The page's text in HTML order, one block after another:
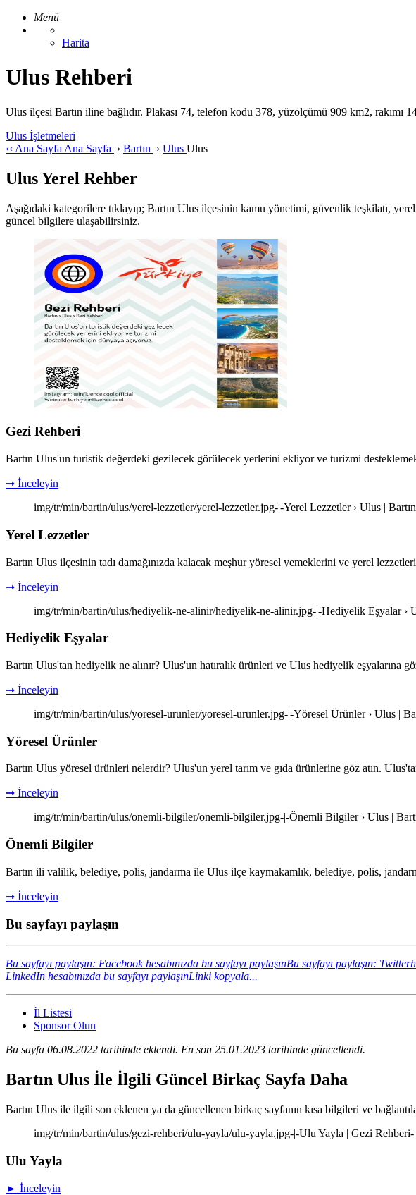
Menü
Harita
Ulus Rehberi
Ulus ilçesi Bartın iline bağlıdır. Plakası 74, telefon kodu 378, yüzölçümü 909 km2, rakımı
Ulus İşletmeleri
‹‹ Ana Sayfa Ana Sayfa › Bartın › Ulus Ulus
Ulus Yerel Rehber
Aşağıdaki kategorilere tıklayıp; Bartın Ulus ilçesinin kamu yönetimi, güvenlik teşkilatı,
güncel bilgilere ulaşabilirsiniz.
Gezi Rehberi
Bartın Ulus'un turistik değerdeki gezilecek görülecek yerlerini ekliyor ve turizmi
➞ İnceleyin
img/tr/min/bartin/ulus/yerel-lezzetler/yerel-lezzetler.jpg-|-Yerel Lezzetler › Ulus |
Yerel Lezzetler
Bartın Ulus ilçesinin tadı damağınızda kalacak meşhur yöresel yemeklerini ve yerel
➞ İnceleyin
img/tr/min/bartin/ulus/hediyelik-ne-alinir/hediyelik-ne-alinir.jpg-|-Hediyelik Eşyalar ›
Hediyelik Eşyalar
Bartın Ulus'tan hediyelik ne alınır? Ulus'un hatıralık ürünleri ve Ulus hediyelik eşyalarına
➞ İnceleyin
img/tr/min/bartin/ulus/yoresel-urunler/yoresel-urunler.jpg-|-Yöresel Ürünler › Ulus |
Yöresel Ürünler
Bartın Ulus yöresel ürünleri nelerdir? Ulus'un yerel tarım ve gıda ürünlerine göz atın.
➞ İnceleyin
img/tr/min/bartin/ulus/onemli-bilgiler/onemli-bilgiler.jpg-|-Önemli Bilgiler › Ulus |
Önemli Bilgiler
Bartın ili valilik, belediye, polis, jandarma ile Ulus ilçe kaymakamlık, belediye, polis,
➞ İnceleyin
Bu sayfayı paylaşın
Bu sayfayı paylaşın: Facebook hesabınızda bu sayfayı paylaşınBu sayfayı paylaşın:
LinkedIn hesabınızda bu sayfayı paylaşınLinki kopyala...
İl Listesi
Sponsor Olun
Bu sayfa 06.08.2022 tarihinde eklendi. En son 25.01.2023 tarihinde güncellendi.
Bartın Ulus İle İlgili Güncel Birkaç Sayfa Daha
Bartın Ulus ile ilgili son eklenen ya da güncellenen birkaç sayfanın kısa bilgileri ve
img/tr/min/bartin/ulus/gezi-rehberi/ulu-yayla/ulu-yayla.jpg-|-Ulu Yayla | Gezi
Ulu Yayla
► İnceleyin